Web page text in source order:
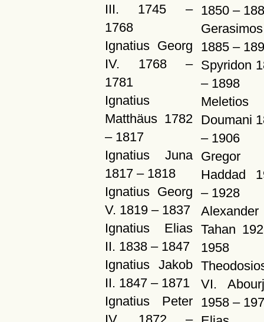
III. 1745 –
1768
Ignatius Georg
IV. 1768 –
1781
Ignatius
Matthäus 1782
– 1817
Ignatius Juna
1817 – 1818
Ignatius Georg
V. 1819 – 1837
Ignatius Elias
II. 1838 – 1847
Ignatius Jakob
II. 1847 – 1871
Ignatius Peter
1850 –
Gerasimos
1885 –
Spyridon
– 1898
Doumani
– 1906
Gregor
Haddad
– 1928
Tahan
1958
VI.
1958 –